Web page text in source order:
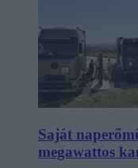
Saját
megawattos